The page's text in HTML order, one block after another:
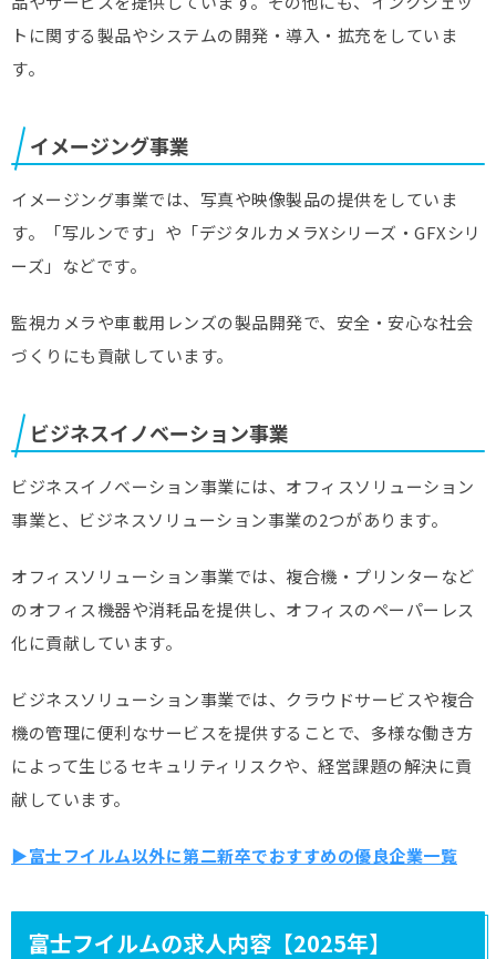
トに関する製品やシステムの開発・導入・拡充をしていま
す。
イメージング事業
イメージング事業では、写真や映像製品の提供をしていま
す。「写ルンです」や「デジタルカメラXシリーズ・GFXシリ
ーズ」などです。
監視カメラや車載用レンズの製品開発で、安全・安心な社会
づくりにも貢献しています。
ビジネスイノベーション事業
ビジネスイノベーション事業には、オフィスソリューション
事業と、ビジネスソリューション事業の2つがあります。
オフィスソリューション事業では、複合機・プリンターなど
のオフィス機器や消耗品を提供し、オフィスのペーパーレス
化に貢献しています。
ビジネスソリューション事業では、クラウドサービスや複合
機の管理に便利なサービスを提供することで、多様な働き方
によって生じるセキュリティリスクや、経営課題の解決に貢
献しています。
▶富士フイルム以外に第二新卒でおすすめの優良企業一覧
富士フイルムの求人内容【2025年】